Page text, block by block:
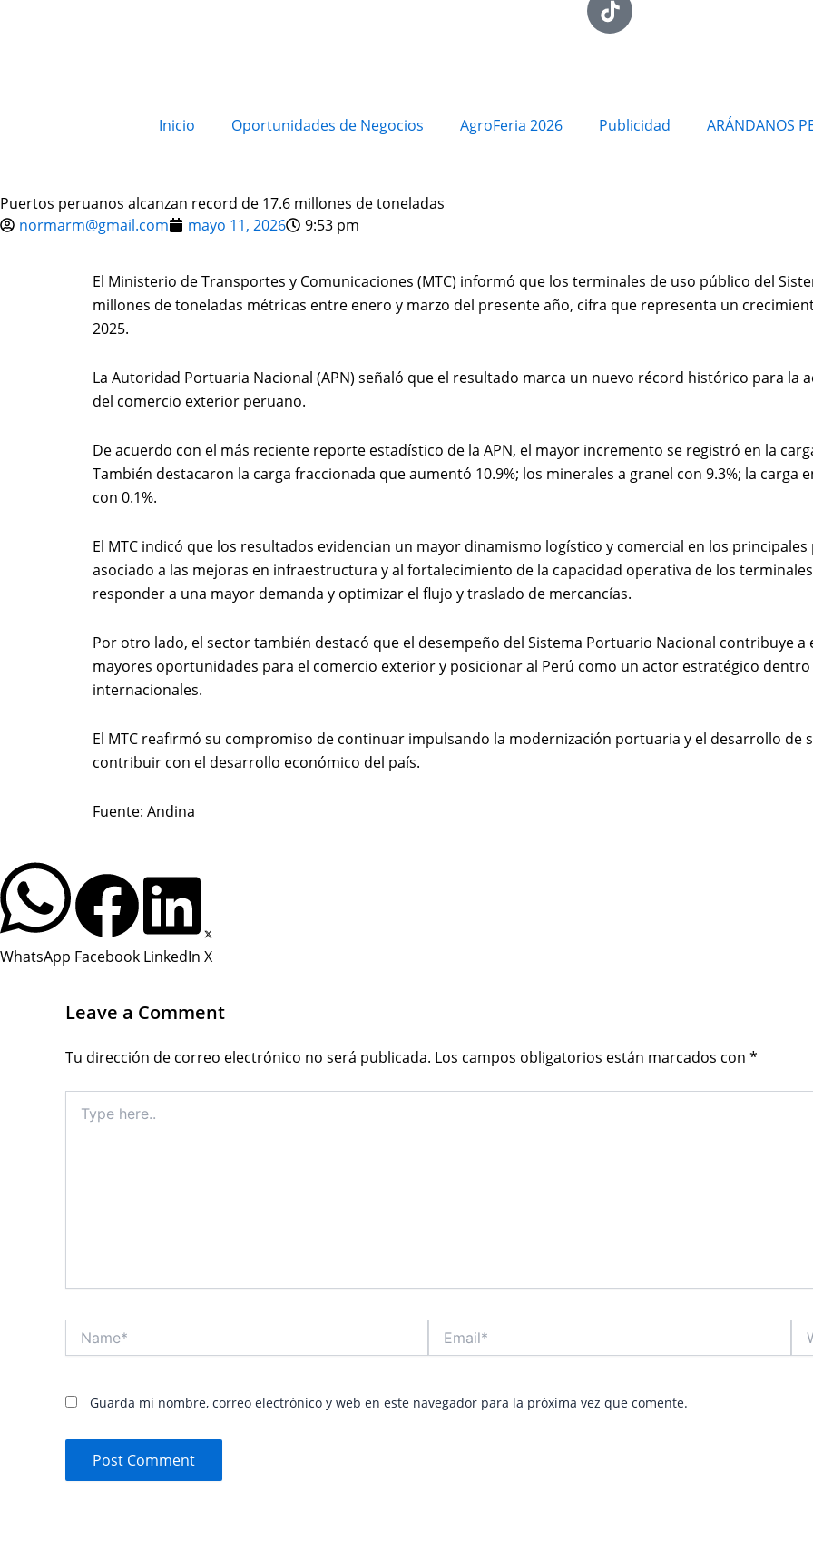
Inicio Oportunidades de Negocios AgroFeria 2026 Publicidad ARÁNDANOS
Puertos peruanos alcanzan record de 17.6 millones de toneladas
normarm@gmail.com
mayo 11, 2026 9:53 pm
El Ministerio de Transportes y Comunicaciones (MTC) informó que los terminales de uso público del
millones de toneladas métricas entre enero y marzo del presente año, cifra que representa un
2025.
La Autoridad Portuaria Nacional (APN) señaló que el resultado marca un nuevo récord histórico para
del comercio exterior peruano.
De acuerdo con el más reciente reporte estadístico de la APN, el mayor incremento se registró en la
También destacaron la carga fraccionada que aumentó 10.9%; los minerales a granel con 9.3%; la carga
con 0.1%.
El MTC indicó que los resultados evidencian un mayor dinamismo logístico y comercial en los
asociado a las mejoras en infraestructura y al fortalecimiento de la capacidad operativa de los
responder a una mayor demanda y optimizar el flujo y traslado de mercancías.
Por otro lado, el sector también destacó que el desempeño del Sistema Portuario Nacional contribuye
mayores oportunidades para el comercio exterior y posicionar al Perú como un actor estratégico
internacionales.
El MTC reafirmó su compromiso de continuar impulsando la modernización portuaria y el desarrollo de
contribuir con el desarrollo económico del país.
Fuente: Andina
WhatsApp Facebook LinkedIn X
Leave a Comment
Tu dirección de correo electrónico no será publicada. Los campos obligatorios están marcados con *
here..
Guarda mi nombre, correo electrónico y web en este navegador para la próxima vez que comente.